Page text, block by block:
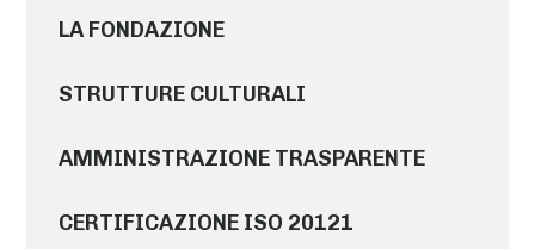
LA FONDAZIONE
STRUTTURE CULTURALI
AMMINISTRAZIONE TRASPARENTE
CERTIFICAZIONE ISO 20121